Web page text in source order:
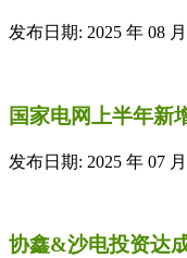
发布日期: 2025 年 08
国家电网上半年新
发布日期: 2025 年 07
协鑫&沙电投资达